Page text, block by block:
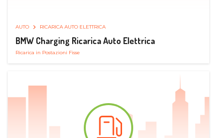
AUTO RICARICA AUTO ELETTRICA
BMW Charging Ricarica Auto Elettrica
Ricarica in Postazioni Fisse